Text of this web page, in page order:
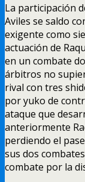
La participación
Aviles se saldo
exigente como
actuación de
en un combate
árbitros no
rival con tres
por yuko de
ataque que
anteriormente
perdiendo el
sus dos
combate por la